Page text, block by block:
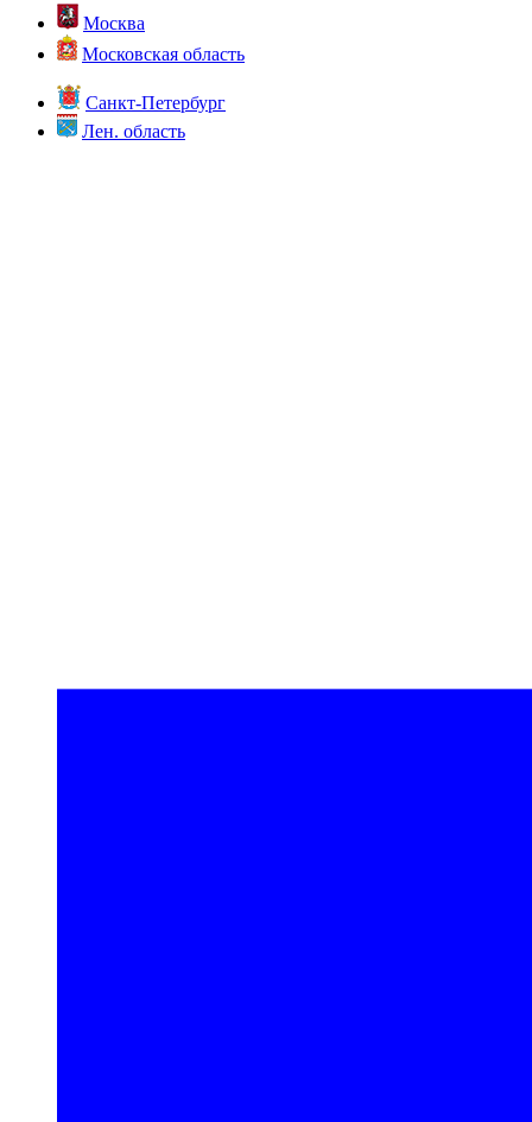
Москва
Московская область
Санкт-Петербург
Лен. область